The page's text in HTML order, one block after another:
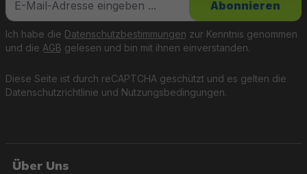
Diese Seite ist durch reCAPTCHA geschützt und es gelten die
Datenschutzrichtlinie und Nutzungsbedingungen.
Ich habe die Datenschutzbestimmungen zur Kenntnis genommen
und die AGB gelesen und bin mit ihnen einverstanden.
Abonnieren
Über Uns